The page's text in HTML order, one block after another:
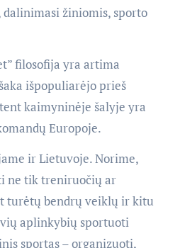
žiniomis, sporto
filosofija yra artima
išpopuliarėjo prieš
kaimyninėje šalyje yra
Europoje.
ir Lietuvoje. Norime,
ne tik treniruočių ar
turėtų bendrų veiklų ir kitu
aplinkybių sportuoti
sportas – organizuoti,